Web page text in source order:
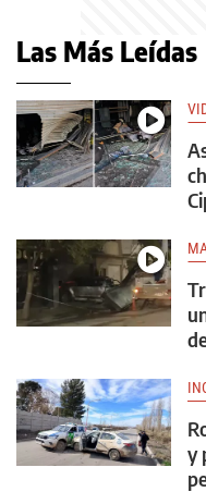
Las Más Leídas
y